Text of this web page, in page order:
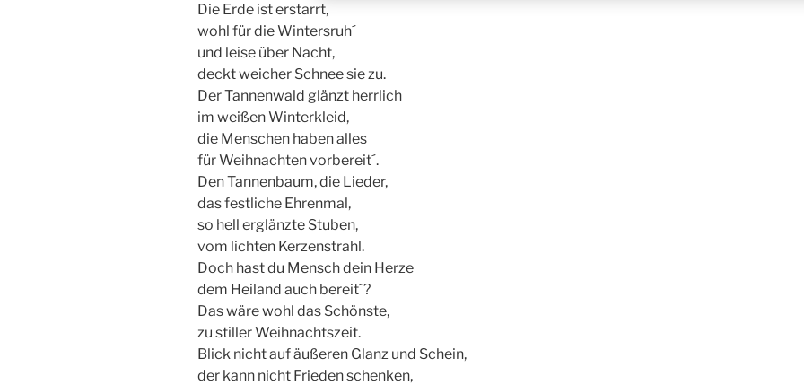
Die Erde ist erstarrt,
wohl für die Wintersruh´
und leise über Nacht,
deckt weicher Schnee sie zu.
Der Tannenwald glänzt herrlich
im weißen Winterkleid,
die Menschen haben alles
für Weihnachten vorbereit´.
Den Tannenbaum, die Lieder,
das festliche Ehrenmal,
so hell erglänzte Stuben,
vom lichten Kerzenstrahl.
Doch hast du Mensch dein Herze
dem Heiland auch bereit´?
Das wäre wohl das Schönste,
zu stiller Weihnachtszeit.
Blick nicht auf äußeren Glanz und Schein,
der kann nicht Frieden schenken,